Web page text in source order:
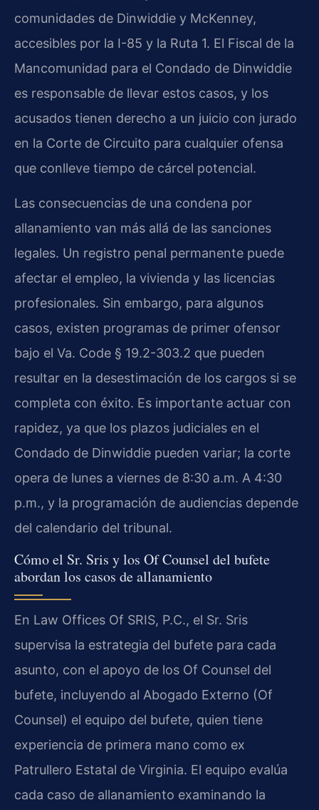
comunidades de Dinwiddie y McKenney,
accesibles por la I-85 y la Ruta 1. El Fiscal de la
Mancomunidad para el Condado de Dinwiddie
es responsable de llevar estos casos, y los
acusados tienen derecho a un juicio con jurado
en la Corte de Circuito para cualquier ofensa
que conlleve tiempo de cárcel potencial.
Las consecuencias de una condena por
allanamiento van más allá de las sanciones
legales. Un registro penal permanente puede
afectar el empleo, la vivienda y las licencias
profesionales. Sin embargo, para algunos
casos, existen programas de primer ofensor
bajo el Va. Code § 19.2-303.2 que pueden
resultar en la desestimación de los cargos si se
completa con éxito. Es importante actuar con
rapidez, ya que los plazos judiciales en el
Condado de Dinwiddie pueden variar; la corte
opera de lunes a viernes de 8:30 a.m. A 4:30
p.m., y la programación de audiencias depende
del calendario del tribunal.
Cómo el Sr. Sris y los Of Counsel del bufete
abordan los casos de allanamiento
En Law Offices Of SRIS, P.C., el Sr. Sris
supervisa la estrategia del bufete para cada
asunto, con el apoyo de los Of Counsel del
bufete, incluyendo al Abogado Externo (Of
Counsel) el equipo del bufete, quien tiene
experiencia de primera mano como ex
Patrullero Estatal de Virginia. El equipo evalúa
cada caso de allanamiento examinando la